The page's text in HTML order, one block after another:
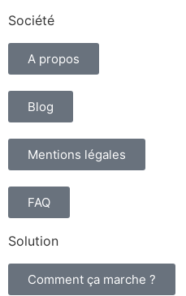
Société
A propos
Blog
Mentions légales
FAQ
Solution
Comment ça marche ?